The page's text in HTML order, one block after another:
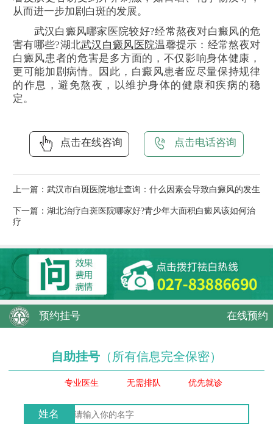
从而进一步加剧白斑的发展。
武汉白癜风哪家医院较好?经常熬夜对白癜风的危
害有哪些?湖北武汉白癜风医院温馨提示：经常熬夜对
白癜风患者的危害是多方面的，不仅影响身体健康，
更可能加剧病情。因此，白癜风患者应尽量保持规律
的作息，避免熬夜，以维护身体的健康和疾病的稳
定。
点击在线咨询 点击电话咨询
上一篇： 武汉市白斑医院地址查询：什么因素会导致白癜风的发生
下一篇： 湖北治疗白斑医院哪家好?青少年大面积白癜风该如何治
疗
预约挂号 在线预约
自助挂号 （所有信息完全保密）
专业医生 无需排队 优先就诊
姓名